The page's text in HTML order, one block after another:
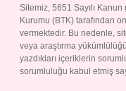
Sitemiz, 5651 Sayılı
Kurumu (BTK) tarafından
vermektedir. Bu nedenle,
veya araştırma
yazdıkları içeriklerin
sorumluluğu kabul etmiş